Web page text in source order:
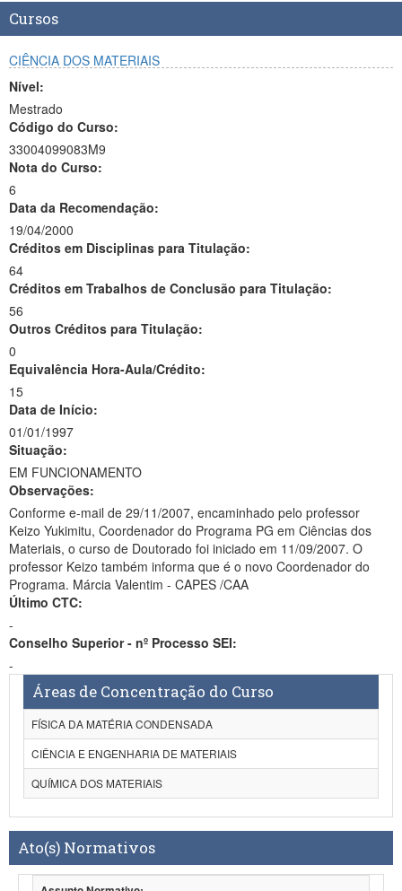
Cursos
CIÊNCIA DOS MATERIAIS
Nível:
Mestrado
Código do Curso:
33004099083M9
Nota do Curso:
6
Data da Recomendação:
19/04/2000
Créditos em Disciplinas para Titulação:
64
Créditos em Trabalhos de Conclusão para Titulação:
56
Outros Créditos para Titulação:
0
Equivalência Hora-Aula/Crédito:
15
Data de Início:
01/01/1997
Situação:
EM FUNCIONAMENTO
Observações:
Conforme e-mail de 29/11/2007, encaminhado pelo professor
Keizo Yukimitu, Coordenador do Programa PG em Ciências dos
Materiais, o curso de Doutorado foi iniciado em 11/09/2007. O
professor Keizo também informa que é o novo Coordenador do
Programa. Márcia Valentim - CAPES /CAA
Último CTC:
-
Conselho Superior - nº Processo SEI:
-
Áreas de Concentração do Curso
FÍSICA DA MATÉRIA CONDENSADA
CIÊNCIA E ENGENHARIA DE MATERIAIS
QUÍMICA DOS MATERIAIS
Ato(s) Normativos